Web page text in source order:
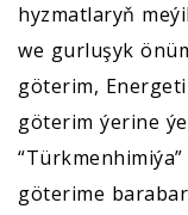
hyzmatlaryň
we gurluşyk
göterim,
göterim ýerine
göterime